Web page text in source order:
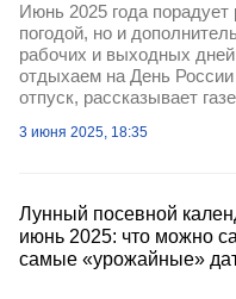
Июнь 2025 года порадует
погодой, но и
рабочих и выходных
отдыхаем на День России
отпуск, рассказывает
3 июня 2025, 18:35
Лунный посевной
июнь 2025: что можно
самые «урожайные»